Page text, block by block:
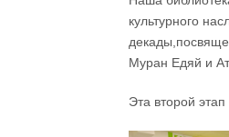
культурного
Муран Едяй и
Эта второй